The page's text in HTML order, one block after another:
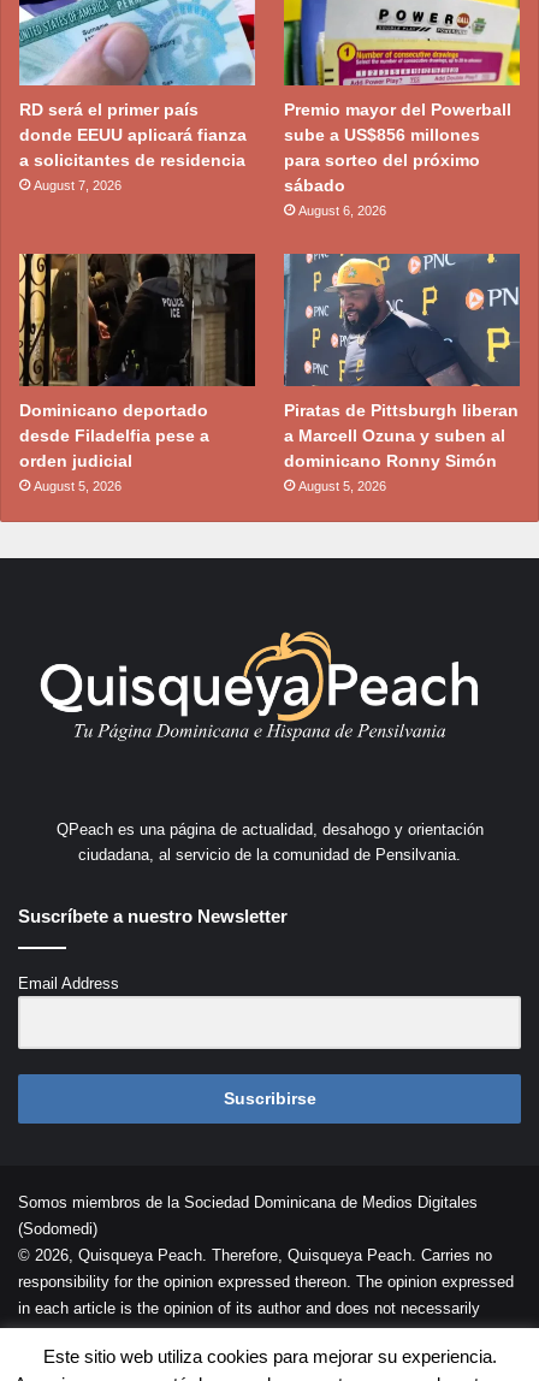
RD será el primer país
donde EEUU aplicará fianza
a solicitantes de residencia
August 7, 2026
Premio mayor del Powerball
sube a US$856 millones
para sorteo del próximo
sábado
August 6, 2026
Dominicano deportado
desde Filadelfia pese a
orden judicial
August 5, 2026
Piratas de Pittsburgh liberan
a Marcell Ozuna y suben al
dominicano Ronny Simón
August 5, 2026
QPeach es una página de actualidad, desahogo y orientación
ciudadana, al servicio de la comunidad de Pensilvania.
Suscríbete a nuestro Newsletter
Email Address
Suscribirse
Somos miembros de la Sociedad Dominicana de Medios Digitales
(Sodomedi)
© 2026, Quisqueya Peach. Therefore, Quisqueya Peach. Carries no
responsibility for the opinion expressed thereon. The opinion expressed
in each article is the opinion of its author and does not necessarily
Desarrollada porPalaeli Studio
Este sitio web utiliza cookies para mejorar su experiencia.